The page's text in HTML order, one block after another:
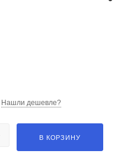
Нашли дешевле?
В КОРЗИНУ